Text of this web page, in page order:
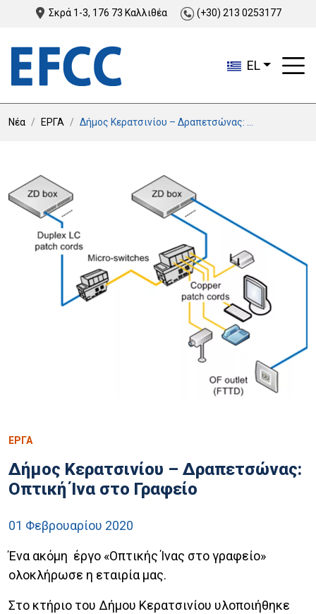
Σκρά 1-3, 176 73 Καλλιθέα (+30) 213 0253177
EL
Νέα ΕΡΓΑ Δήμος Κερατσινίου – Δραπετσώνας: ...
ΕΡΓΑ
Δήμος Κερατσινίου – Δραπετσώνας:
Οπτική Ίνα στο Γραφείο
01 Φεβρουαρίου 2020
Ένα ακόμη έργο «Οπτικής Ίνας στο γραφείο»
ολοκλήρωσε η εταιρία μας.
Στο κτήριο του Δήμου Κερατσινίου υλοποιήθηκε